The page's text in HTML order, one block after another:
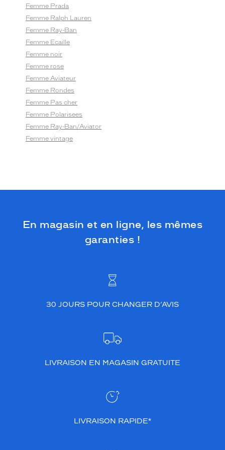
Femme Prada
Femme Ralph Lauren
Femme Ray-Ban
Femme Ecaille
Femme noir
Femme rose
Femme Aviateur
Femme Rondes
Femme Pas cher
Femme Polarisees
Femme Ray-Ban/Aviator
Femme vintage
En magasin et en ligne, les mêmes
garanties !
30 JOURS POUR CHANGER D’AVIS
LIVRAISON EN MAGASIN GRATUITE
LIVRAISON RAPIDE*